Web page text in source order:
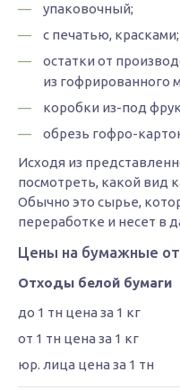
упаковочный;
с печатью, красками;
остатки от
из гофрированного
коробки из-под
обрезь гофро-
Исходя из
посмотреть, какой вид
Обычно это сырье,
переработке и несет в
Цены на бумажные
Отходы белой бумаги